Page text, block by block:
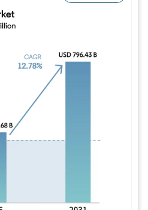
Image © Mordor Intelligence. La